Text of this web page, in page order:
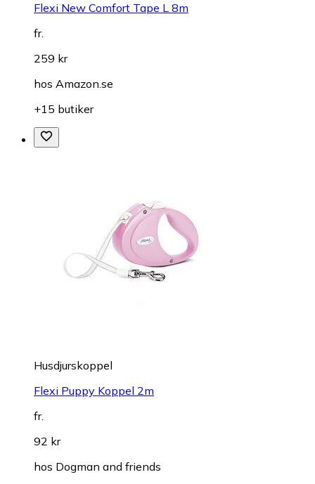
Flexi New Comfort Tape L 8m
fr.
259 kr
hos Amazon.se
+15 butiker
Husdjurskoppel
Flexi Puppy Koppel 2m
fr.
92 kr
hos Dogman and friends